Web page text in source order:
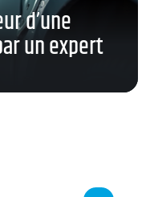
d’une
un expert